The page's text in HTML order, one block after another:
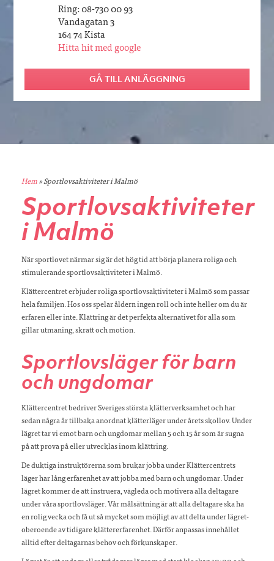
Ring: 08-730 00 93
Vandagatan 3
164 74 Kista
Hitta hit med google
GÅ TILL ANLÄGGNING
Hem»Sportlovsaktiviteter i Malmö
Sportlovsaktiviteter
i Malmö
När sportlovet närmar sig är det hög tid att börja planera roliga och
stimulerande sportlovsaktiviteter i Malmö.
Klättercentret erbjuder roliga sportlovsaktiviteter i Malmö som passar
hela familjen. Hos oss spelar åldern ingen roll och inte heller om du är
erfaren eller inte. Klättring är det perfekta alternativet för alla som
gillar utmaning, skratt och motion.
Sportlovsläger för barn
och ungdomar
Klättercentret bedriver Sveriges största klätterverksamhet och har
sedan några år tillbaka anordnat klätterläger under årets skollov. Under
lägret tar vi emot barn och ungdomar mellan 5 och 15 år som är sugna
på att prova på eller utvecklas inom klättring.
De duktiga instruktörerna som brukar jobba under Klättercentrets
läger har lång erfarenhet av att jobba med barn och ungdomar. Under
lägret kommer de att instruera, vägleda och motivera alla deltagare
under våra sportlovsläger. Vår målsättning är att alla deltagare ska ha
en rolig vecka och få ut så mycket som möjligt av att delta under lägret-
oberoende av tidigare klättererfarenhet. Därför anpassas innehållet
alltid efter deltagarnas behov och förkunskaper.